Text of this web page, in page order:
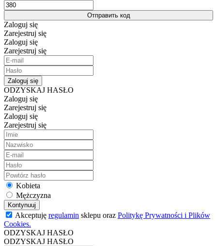
Отправить код
Zaloguj się
Zarejestruj się
Zaloguj się
Zarejestruj się
Zaloguj się
ODZYSKAJ HASŁO
Zaloguj się
Zarejestruj się
Zaloguj się
Zarejestruj się
Kobieta
Mężczyzna
Kontynuuj
Akceptuję regulamin sklepu oraz Politykę Prywatności i Plików
Cookies.
ODZYSKAJ HASŁO
ODZYSKAJ HASŁO